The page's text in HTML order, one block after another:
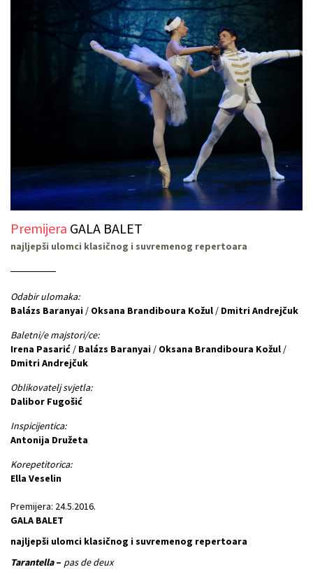
Premijera GALA BALET
najljepši ulomci klasičnog i suvremenog repertoara
Odabir ulomaka:
Balázs Baranyai / Oksana Brandiboura Kožul / Dmitri Andrejčuk
Baletni/e majstori/ce:
Irena Pasarić / Balázs Baranyai / Oksana Brandiboura Kožul /
Dmitri Andrejčuk
Oblikovatelj svjetla:
Dalibor Fugošić
Inspicijentica:
Antonija Družeta
Korepetitorica:
Ella Veselin
Premijera: 24.5.2016.
GALA BALET
najljepši ulomci klasičnog i suvremenog repertoara
Tarantella– pas de deux